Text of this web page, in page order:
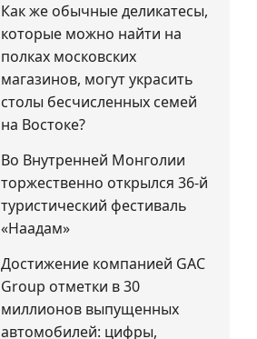
Как же обычные деликатесы,
которые можно найти на
полках московских
магазинов, могут украсить
столы бесчисленных семей
на Востоке?
Во Внутренней Монголии
торжественно открылся 36-й
туристический фестиваль
«Наадам»
Достижение компанией GAC
Group отметки в 30
миллионов выпущенных
автомобилей: цифры,